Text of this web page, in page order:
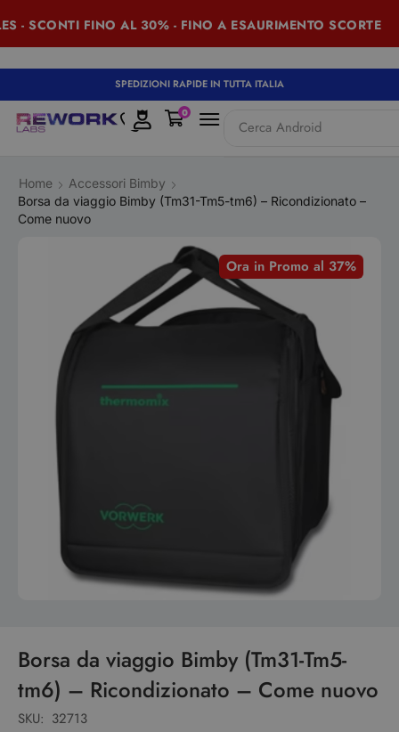
- SCONTI FINO AL 30% - FINO A ESAURIMENTO SCORTE
SPEDIZIONI RAPIDE IN TUTTA ITALIA
Cerca Android
0
Home
Accessori Bimby
Borsa da viaggio Bimby (Tm31-Tm5-tm6) – Ricondizionato –
Come nuovo
Ora in Promo al 37%
Borsa da viaggio Bimby (Tm31-Tm5-
tm6) – Ricondizionato – Come nuovo
SKU: 32713